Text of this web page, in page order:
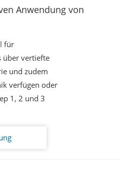
Anwendung von
für
über vertiefte
und zudem
verfügen oder
1, 2 und 3